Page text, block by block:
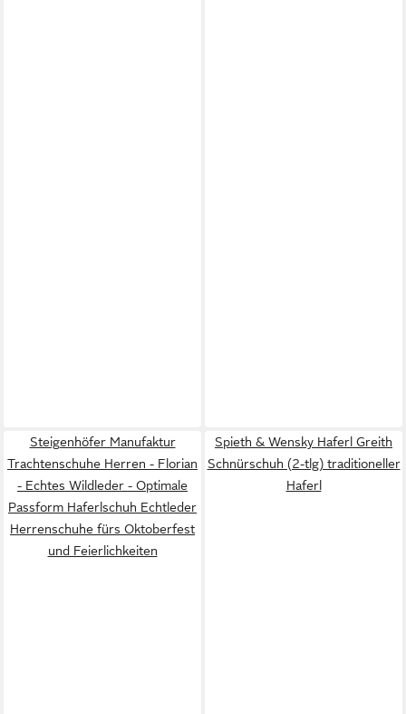
Steigenhöfer Manufaktur
Trachtenschuhe Herren - Florian
- Echtes Wildleder - Optimale
Passform Haferlschuh Echtleder
Herrenschuhe fürs Oktoberfest
und Feierlichkeiten
Spieth & Wensky Haferl Greith
Schnürschuh (2-tlg) traditioneller
Haferl